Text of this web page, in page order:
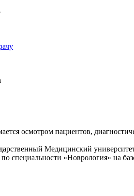
осмотром пациентов,
Медицинский
специальности «Новрология»